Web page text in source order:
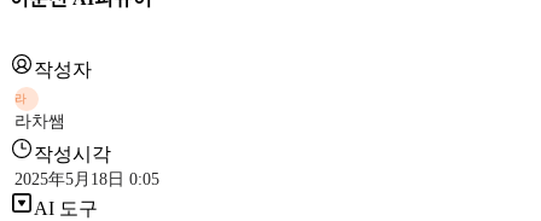
작성자
라
라차쌤
작성시각
2025年5月18日 0:05
AI 도구